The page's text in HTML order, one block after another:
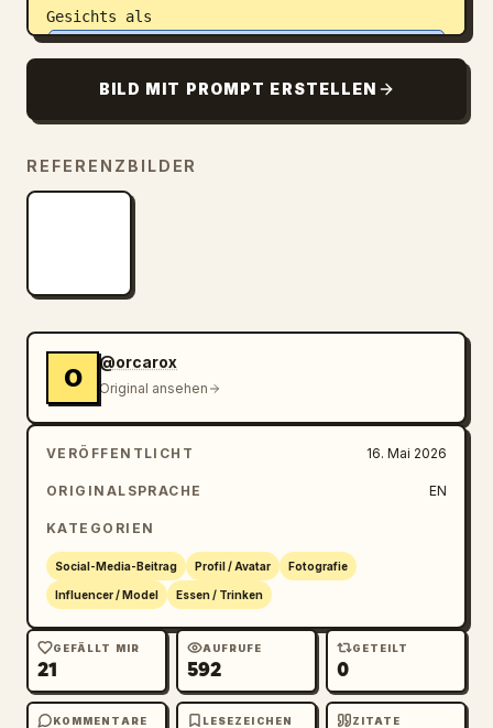
Gesichts als
einen soliden, rechteckigen Unschärfeblock
über dem Gesicht
bei. Verwenden Sie realistische
Sie weder Text noch Wasserzeichen hinzu.
BILD MIT PROMPT ERSTELLEN
REFERENZBILDER
O
@orcarox
Original ansehen
VERÖFFENTLICHT 16. Mai 2026
ORIGINALSPRACHE EN
KATEGORIEN
Social-Media-Beitrag Profil / Avatar Fotografie
Influencer / Model Essen / Trinken
GEFÄLLT MIR
21
AUFRUFE
592
GETEILT
0
KOMMENTARE LESEZEICHEN ZITATE